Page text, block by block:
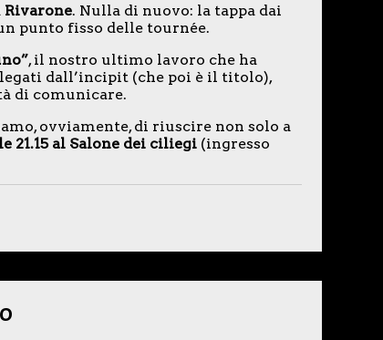
Rivarone. Nulla di nuovo: la tappa dai
punto fisso delle tournée.
, il nostro ultimo lavoro che ha
dall’incipit (che poi è il titolo),
di comunicare.
ovviamente, di riuscire non solo a
21.15 al Salone dei ciliegi(ingresso